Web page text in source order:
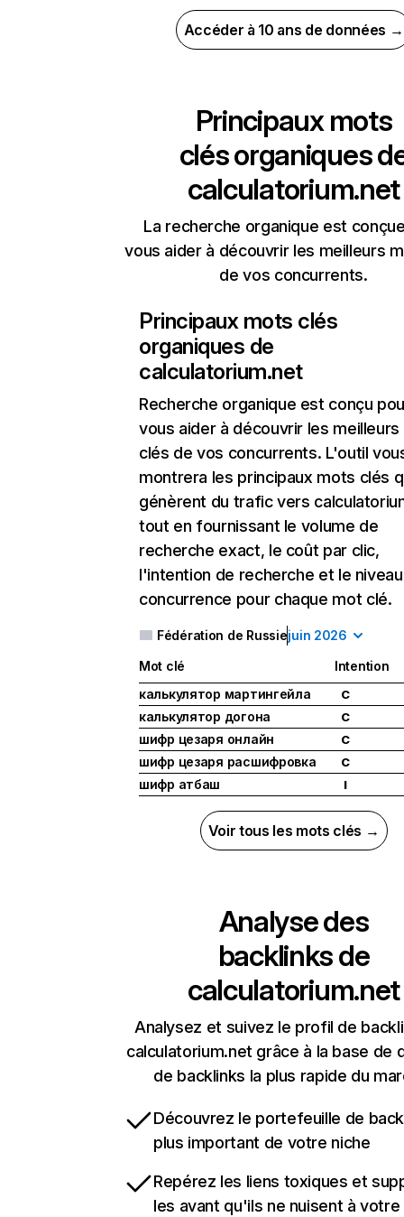
Accéder à 10 ans de données →
Principaux mots
clés organiques
calculatorium.net
La recherche organique est
vous aider à découvrir les meilleurs
de vos concurrents.
Principaux mots clés
organiques de
calculatorium.net
Recherche organique est conçu
vous aider à découvrir les
clés de vos concurrents. L'outil
montrera les principaux mots clés
génèrent du trafic vers
tout en fournissant le volume de
recherche exact, le coût par clic,
l'intention de recherche et le
concurrence pour chaque mot clé.
Fédération de Russiejuin 2026
Mot clé
Intention
калькулятор мартингейла
C
калькулятор догона C
шифр цезаря онлайн C
шифр цезаря расшифровка C
шифр атбаш I
Voir tous les mots clés →
Analyse des
backlinks de
calculatorium.net
Analysez et suivez le profil de
calculatorium.net grâce à la base de
de backlinks la plus rapide du
Découvrez le portefeuille de
plus important de votre niche
Repérez les liens toxiques et
les avant qu'ils ne nuisent à